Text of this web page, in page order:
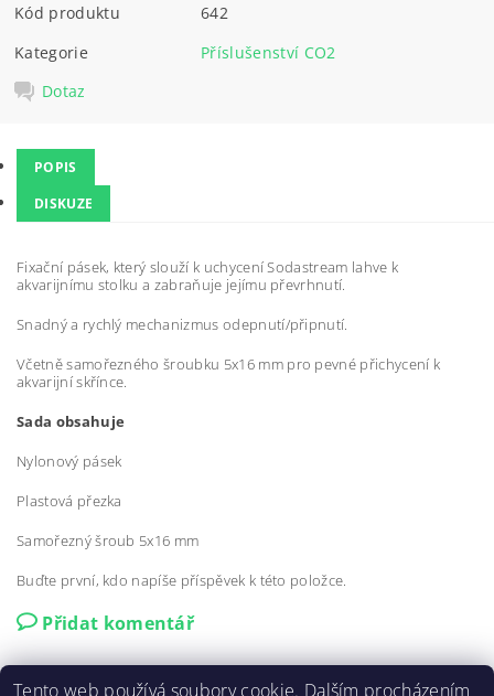
Kód produktu
642
Kategorie
Příslušenství CO2
Dotaz
POPIS
DISKUZE
Fixační pásek, který slouží k uchycení Sodastream lahve k
akvarijnímu stolku a zabraňuje jejímu převrhnutí.
Snadný a rychlý mechanizmus odepnutí/připnutí.
Včetně samořezného šroubku 5x16 mm pro pevné přichycení k
akvarijní skřínce.
Sada obsahuje
Nylonový pásek
Plastová přezka
Samořezný šroub 5x16 mm
Buďte první, kdo napíše příspěvek k této položce.
Přidat komentář
Tento web používá soubory cookie. Dalším procházením